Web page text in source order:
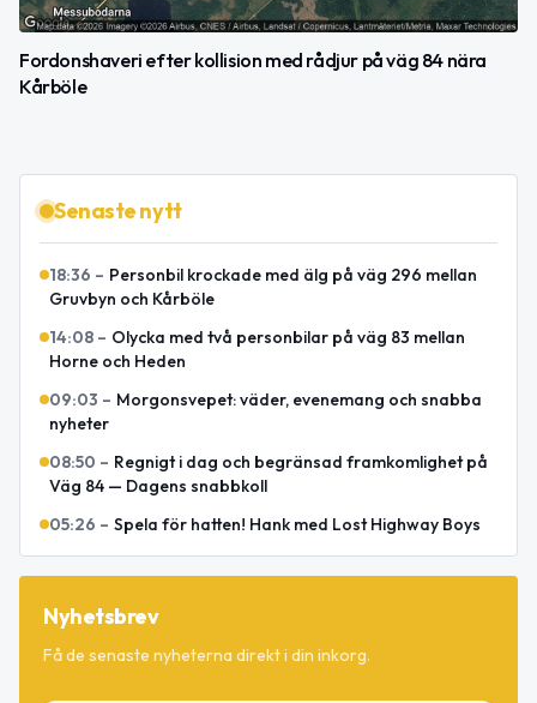
Fordonshaveri efter kollision med rådjur på väg 84 nära
Kårböle
Senaste nytt
18:36 – Personbil krockade med älg på väg 296 mellan
Gruvbyn och Kårböle
14:08 – Olycka med två personbilar på väg 83 mellan
Horne och Heden
09:03 – Morgonsvepet: väder, evenemang och snabba
nyheter
08:50 – Regnigt i dag och begränsad framkomlighet på
Väg 84 — Dagens snabbkoll
05:26 – Spela för hatten! Hank med Lost Highway Boys
Nyhetsbrev
Få de senaste nyheterna direkt i din inkorg.